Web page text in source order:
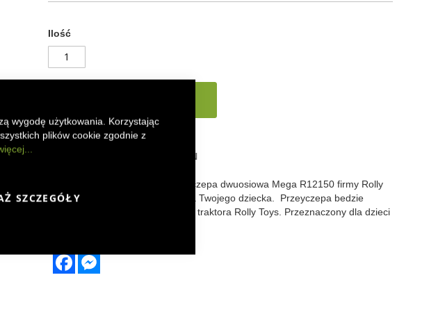
wygodę użytkowania. Korzystając
plików cookie zgodnie z
SZCZEGÓŁY
Ilość
DODAJ DO LISTY ŻYCZEŃ
Realistycznie odwzorowana przyczepa dwuosiowa Mega R12150 firmy Rolly
Toys zapewni świetną zabawę dla Twojego dziecka. Przeyczepa bedzie
idealnym uzupełnieniem każdego traktora Rolly Toys. Przeznaczony dla dzieci
FacebookMessenger